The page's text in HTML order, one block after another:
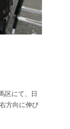
区にて、日
方向に伸び